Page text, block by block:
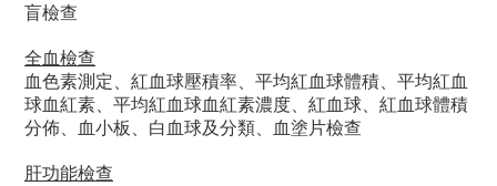
盲檢查
全血檢查
血色素測定、紅血球壓積率、平均紅血球體積、平均紅血
球血紅素、平均紅血球血紅素濃度、紅血球、紅血球體積
分佈、血小板、白血球及分類、血塗片檢查
肝功能檢查